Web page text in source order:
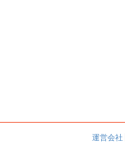
運営会社